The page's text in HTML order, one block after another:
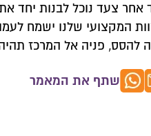
אחר צעד נוכל לבנות יחד
המקצועי שלנו ישמח
להסס, פניה אל המרכז
שתף את המאמר